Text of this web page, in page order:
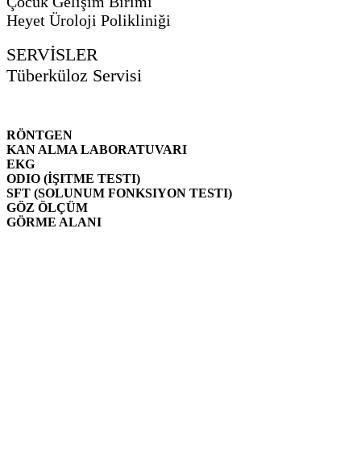
Heyet Üroloji Polikliniği
SERVİSLER
Tüberküloz Servisi
RÖNTGEN
KAN ALMA LABORATUVARI
EKG
ODIO (İŞITME TESTI)
SFT (SOLUNUM FONKSIYON TESTI)
GÖZ ÖLÇÜM
GÖRME ALANI